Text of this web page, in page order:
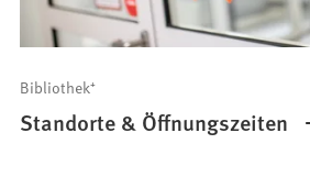
Bibliothek⁺
Standorte & Öffnungszeiten